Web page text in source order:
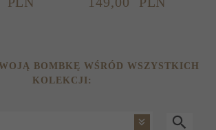
BOMBKĘ WŚRÓD WSZYSTKICH
KOLEKCJI: